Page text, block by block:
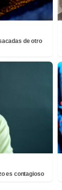
de otro
es contagioso